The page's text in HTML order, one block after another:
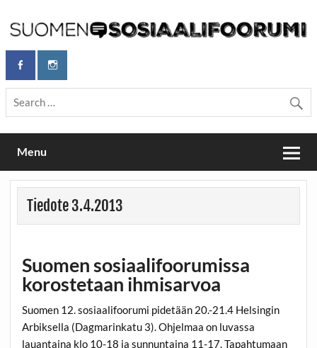
content
Maailmanparannuspäivät / Suomen
Sosiaalifoorumi
Maailmanparannuspäivät Lapinlahden Lähteellä, Helsingissä
26.–27.9.2026
Menu
Tiedote 3.4.2013
Suomen sosiaalifoorumissa
korostetaan ihmisarvoa
Suomen 12. sosiaalifoorumi pidetään 20.-21.4 Helsingin
Arbiksella (Dagmarinkatu 3). Ohjelmaa on luvassa
lauantaina klo 10-18 ja sunnuntaina 11-17. Tapahtumaan